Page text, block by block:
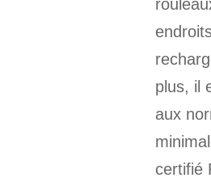
plus, il
aux
certifié